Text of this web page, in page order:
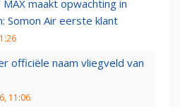
maakt opwachting in
Somon Air eerste klant
officiële naam vliegveld van
11:06